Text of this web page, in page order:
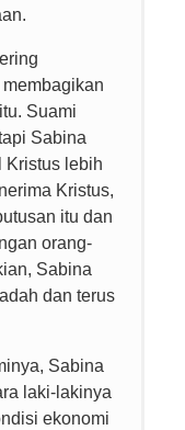
Suami
Sabina
Kristus lebih
Kristus,
itu dan
orang-
Sabina
dan terus
Sabina
laki-lakinya
ekonomi